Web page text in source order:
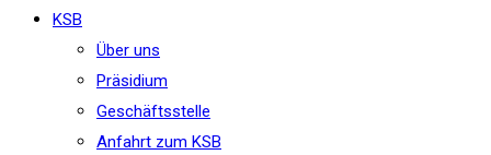
KSB
Über uns
Präsidium
Geschäftsstelle
Anfahrt zum KSB